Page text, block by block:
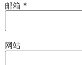
邮箱 *
网站